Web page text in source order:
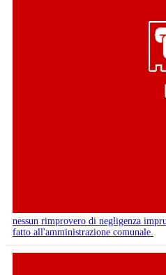
nessun rimprovero di negligenza
fatto all'amministrazione comunale.